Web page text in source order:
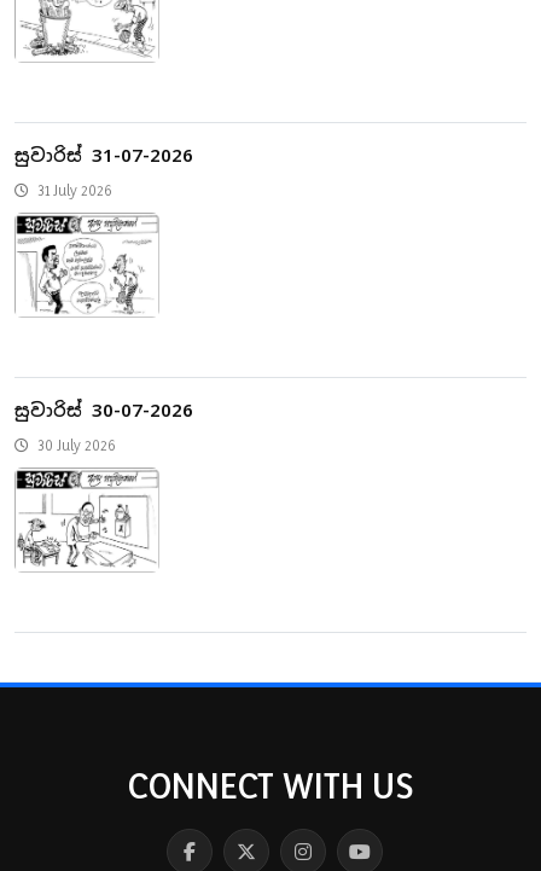
සුවාරිස් 31-07-2026
31 July 2026
සුවාරිස් 30-07-2026
30 July 2026
CONNECT WITH US